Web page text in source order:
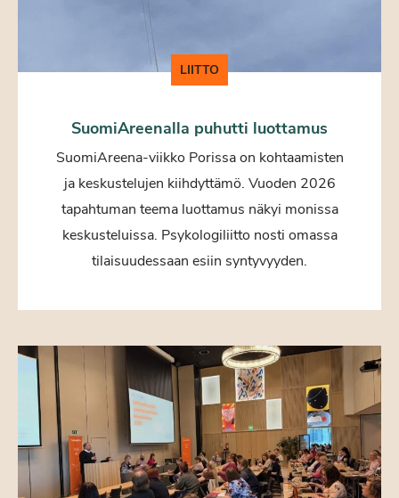
LIITTO
SuomiAreenalla puhutti luottamus
SuomiAreena-viikko Porissa on kohtaamisten
ja keskustelujen kiihdyttämö. Vuoden 2026
tapahtuman teema luottamus näkyi monissa
keskusteluissa. Psykologiliitto nosti omassa
tilaisuudessaan esiin syntyvyyden.